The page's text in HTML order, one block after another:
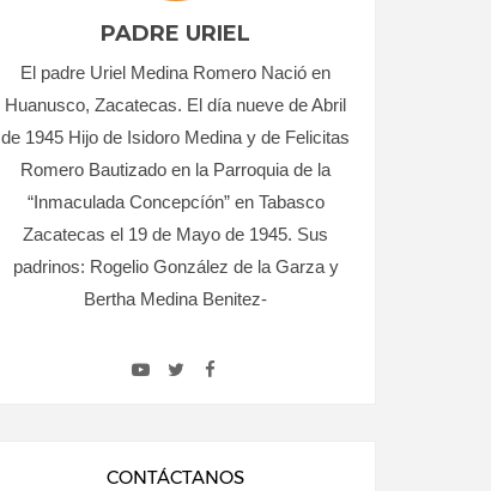
PADRE URIEL
El padre Uriel Medina Romero Nació en
Huanusco, Zacatecas. El día nueve de Abril
de 1945 Hijo de Isidoro Medina y de Felicitas
Romero Bautizado en la Parroquia de la
“Inmaculada Concepcíón” en Tabasco
Zacatecas el 19 de Mayo de 1945. Sus
padrinos: Rogelio González de la Garza y
Bertha Medina Benitez-
CONTÁCTANOS